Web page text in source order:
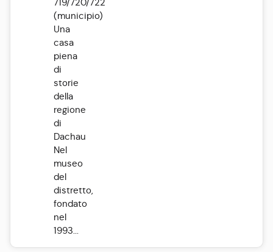
(municipio)
Una
casa
piena
di
storie
della
regione
di
Dachau
Nel
museo
del
distretto,
fondato
nel
1993...